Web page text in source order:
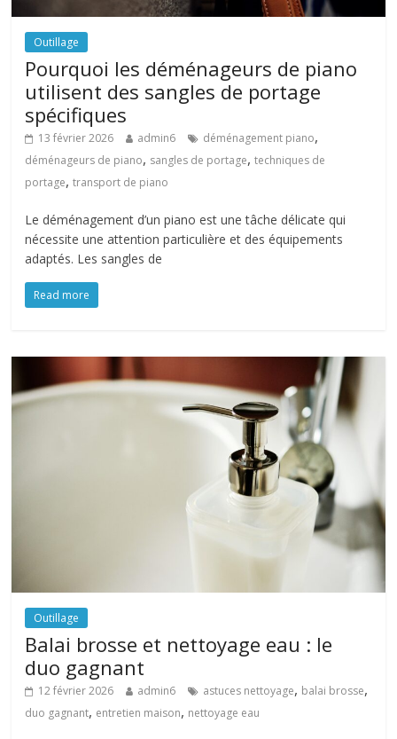
Outillage
Pourquoi les déménageurs de piano
utilisent des sangles de portage
spécifiques
13 février 2026 admin6 déménagement piano,
déménageurs de piano, sangles de portage,techniques de
portage,transport de piano
Le déménagement d’un piano est une tâche délicate qui
nécessite une attention particulière et des équipements
adaptés. Les sangles de
Read more
Outillage
Balai brosse et nettoyage eau : le
duo gagnant
12 février 2026 admin6 astuces nettoyage, balai brosse,
duo gagnant, entretien maison, nettoyage eau